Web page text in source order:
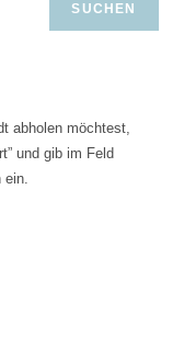
SUCHEN
abholen möchtest,
und gib im Feld
ein.